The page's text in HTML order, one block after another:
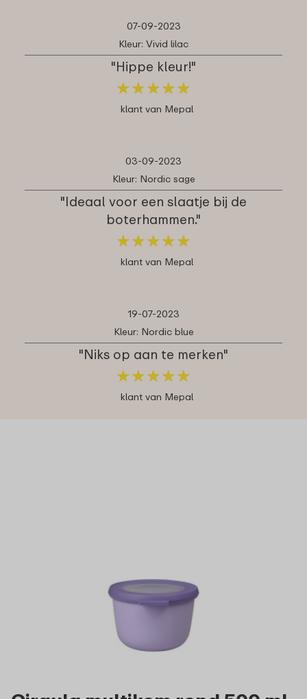
07-09-2023
Kleur: Vivid lilac
"Hippe kleur!"
★★★★★
★★★★★
klant van Mepal
03-09-2023
Kleur: Nordic sage
"Ideaal voor een slaatje bij de
boterhammen."
★★★★★
★★★★★
klant van Mepal
19-07-2023
Kleur: Nordic blue
"Niks op aan te merken"
★★★★★
★★★★★
klant van Mepal